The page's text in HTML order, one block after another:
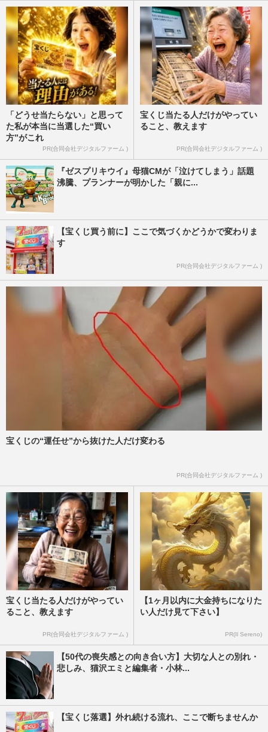
「どうせ当たらない」と思って
た私が本当に当選した“買い
方”がこれ
PR(合同会社デジタルファーム )
宝くじ当たる人だけがやってい
ること、教えます
PR(合同会社デジタルファーム )
『ゼスプリキウイ』母猫CMが「泣けてしまう」話題
沸騰、プランナーが明かした「親に...
【宝くじ買う前に】ここで気づくかどうかで変わりま
す
PR(合同会社デジタルファーム )
宝くじの“運任せ”から抜けた人だけ変わる
PR(合同会社デジタルファーム )
宝くじ当たる人だけがやってい
ること、教えます
PR(合同会社デジタルファーム )
【1ヶ月以内に大金持ちになりた
い人だけ見て下さい】
PR(Il Sereno)
【50代の喪失感との向き合い方】大切な人との別れ・
悲しみ、猫沢エミと編集者・小林...
【宝くじ落選】外れ続ける流れ、ここで断ちませんか